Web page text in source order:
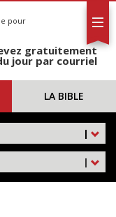
pour
gratuitement
jour par courriel
LA BIBLE
|
|